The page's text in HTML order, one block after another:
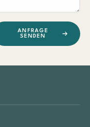
ANFRAGE
SENDEN